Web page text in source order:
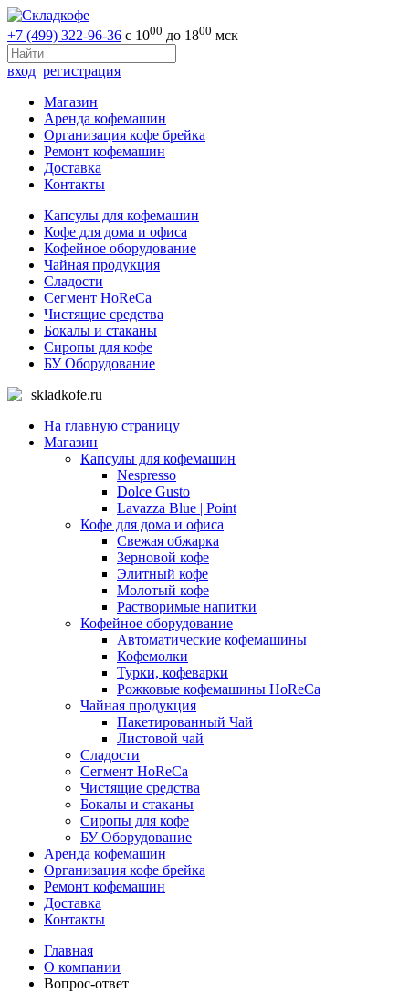
+7 (499) 322-96-36 с 1000 до 1800 мск
вход регистрация
Магазин
Аренда кофемашин
Организация кофе брейка
Ремонт кофемашин
Доставка
Контакты
Капсулы для кофемашин
Кофе для дома и офиса
Кофейное оборудование
Чайная продукция
Сладости
Сегмент HoReCa
Чистящие средства
Бокалы и стаканы
Сиропы для кофе
БУ Оборудование
skladkofe.ru
На главную страницу
Магазин
Капсулы для кофемашин
Nespresso
Dolce Gusto
Lavazza Blue | Point
Кофе для дома и офиса
Свежая обжарка
Зерновой кофе
Элитный кофе
Молотый кофе
Растворимые напитки
Кофейное оборудование
Автоматические кофемашины
Кофемолки
Турки, кофеварки
Рожковые кофемашины HoReCa
Чайная продукция
Пакетированный Чай
Листовой чай
Сладости
Сегмент HoReCa
Чистящие средства
Бокалы и стаканы
Сиропы для кофе
БУ Оборудование
Аренда кофемашин
Организация кофе брейка
Ремонт кофемашин
Доставка
Контакты
Главная
О компании
Вопрос-ответ